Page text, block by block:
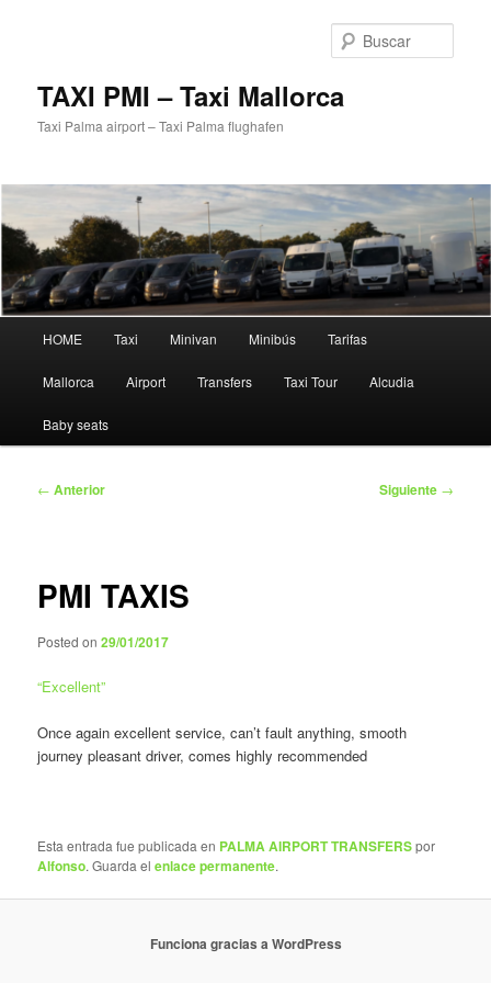
TAXI PMI – Taxi Mallorca
Taxi Palma airport – Taxi Palma flughafen
principal
HOME Taxi Minivan Minibús Tarifas
Mallorca Airport Transfers Taxi Tour Alcudia
Baby seats
Navegación
← Anterior Siguiente →
PMI TAXIS
Posted on29/01/2017
“Excellent”
Once again excellent service, can’t fault anything, smooth
journey pleasant driver, comes highly recommended
Esta entrada fue publicada en PALMA AIRPORT TRANSFERSpor
Alfonso. Guarda elenlace permanente.
Funciona gracias a WordPress